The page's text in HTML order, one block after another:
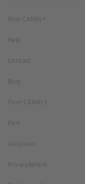
Mijn CANAL+
Help
Contact
Blog
Over CANAL+
Pers
Vacatures
Privacybeleid